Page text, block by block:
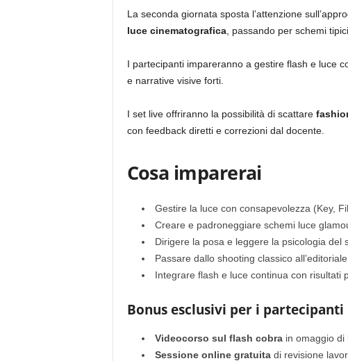
La seconda giornata sposta l’attenzione
luce cinematografica, passando per schemi
I partecipanti impareranno a gestire flash e luce
e narrative visive forti.
I set live offriranno la possibilità di scattare
con feedback diretti e correzioni dal docente.
Cosa imparerai
Gestire la luce con consapevolezza (Key,
Creare e padroneggiare schemi luce
Dirigere la posa e leggere la psicologia del
Passare dallo shooting classico
Integrare flash e luce continua con risultati
Bonus esclusivi per i partecipanti
Videocorso sul flash cobrain omaggio di
Sessione online gratuitadi revisione